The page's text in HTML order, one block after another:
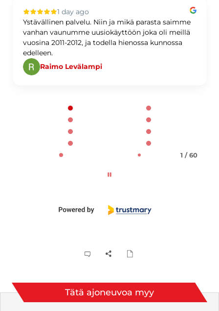
1 day ago
Ystävällinen palvelu. Niin ja mikä parasta saimme
vanhan vaunumme uusiokäyttöön joka oli meillä
vuosina 2011-2012, ja todella hienossa kunnossa
edelleen.
Raimo Levälampi
1 / 60
Tätä ajoneuvoa myy